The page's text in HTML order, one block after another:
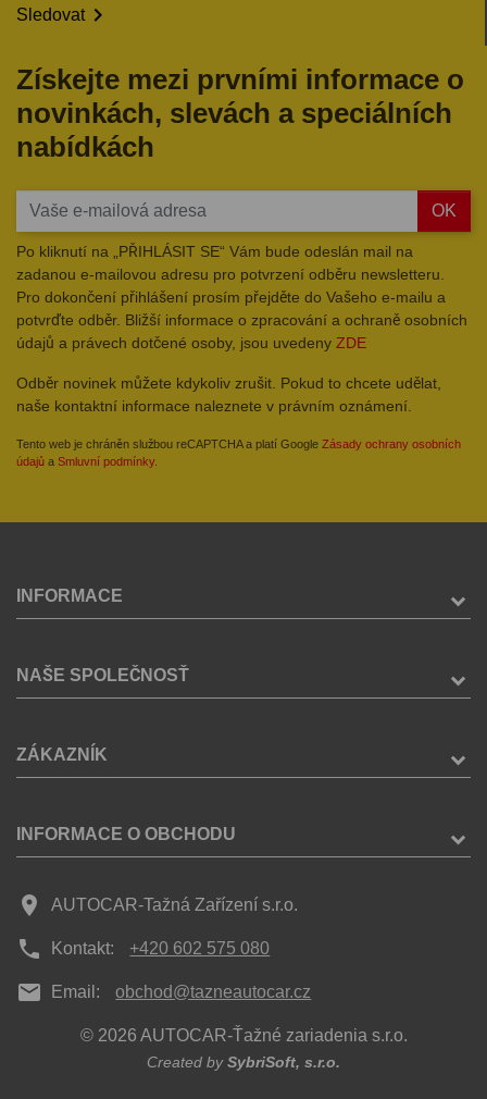
Sledovat
Získejte mezi prvními informace o
novinkách, slevách a speciálních
nabídkách
OK
Po kliknutí na „PŘIHLÁSIT SE“ Vám bude odeslán mail na
zadanou e-mailovou adresu pro potvrzení odběru newsletteru.
Pro dokončení přihlášení prosím přejděte do Vašeho e-mailu a
potvrďte odběr. Bližší informace o zpracování a ochraně osobních
údajů a právech dotčené osoby, jsou uvedeny ZDE
Odběr novinek můžete kdykoliv zrušit. Pokud to chcete udělat,
naše kontaktní informace naleznete v právním oznámení.
Tento web je chráněn službou reCAPTCHA a platí Google Zásady ochrany osobních
údajů a Smluvní podmínky.
INFORMACE
NAŠE SPOLEČNOSŤ
ZÁKAZNÍK
INFORMACE O OBCHODU
place AUTOCAR-Tažná Zařízení s.r.o.
phone Kontakt: +420 602 575 080
mail Email: obchod@tazneautocar.cz
© 2026 AUTOCAR-Ťažné zariadenia s.r.o.
Created bySybriSoft, s.r.o.